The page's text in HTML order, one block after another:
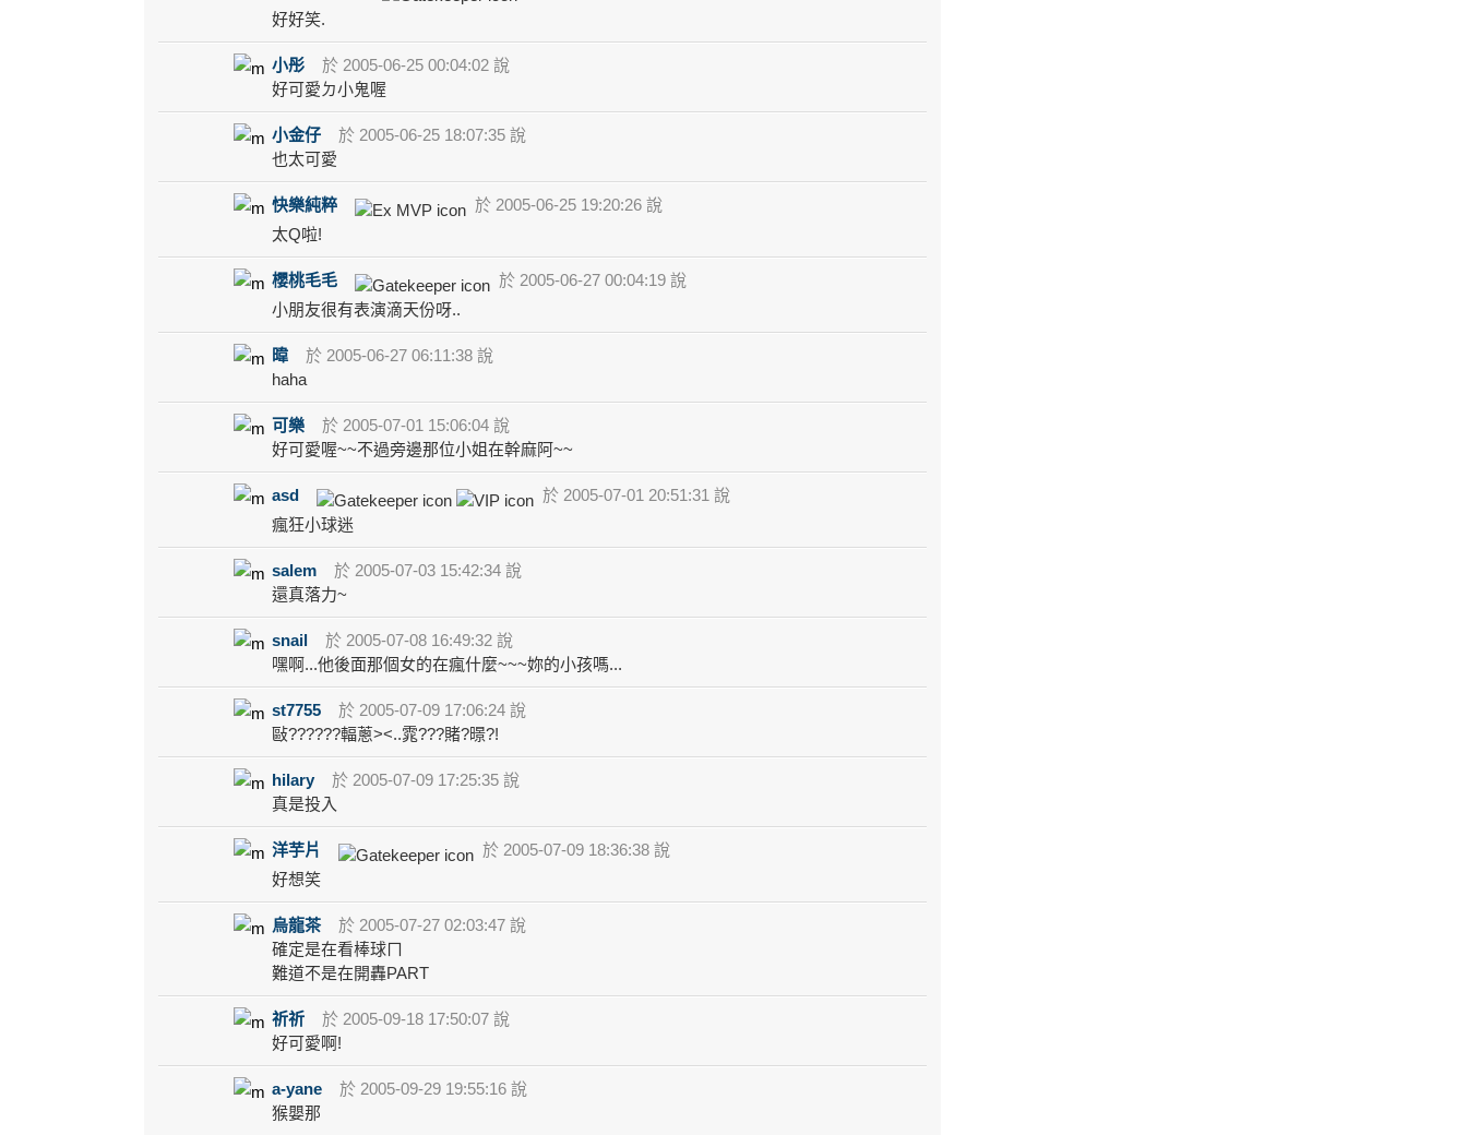
好好笑.
小彤
於 2005-06-25 00:04:02 說
好可愛ㄉ小鬼喔
小金仔
於 2005-06-25 18:07:35 說
也太可愛
快樂純粹
於 2005-06-25 19:20:26 說
太Q啦!
櫻桃毛毛
於 2005-06-27 00:04:19 說
小朋友很有表演滴天份呀..
暐
於 2005-06-27 06:11:38 說
haha
可樂
於 2005-07-01 15:06:04 說
好可愛喔~~不過旁邊那位小姐在幹麻阿~~
asd
於 2005-07-01 20:51:31 說
瘋狂小球迷
salem
於 2005-07-03 15:42:34 說
還真落力~
snail
於 2005-07-08 16:49:32 說
嘿啊...他後面那個女的在瘋什麼~~~妳的小孩嗎...
st7755
於 2005-07-09 17:06:24 說
敺??????輻蔥><..雿???賭?暻?!
hilary
於 2005-07-09 17:25:35 說
真是投入
洋芋片
於 2005-07-09 18:36:38 說
好想笑
烏龍茶
於 2005-07-27 02:03:47 說
確定是在看棒球ㄇ
難道不是在開轟PART
祈祈
於 2005-09-18 17:50:07 說
好可愛啊!
a-yane
於 2005-09-29 19:55:16 說
猴嬰那